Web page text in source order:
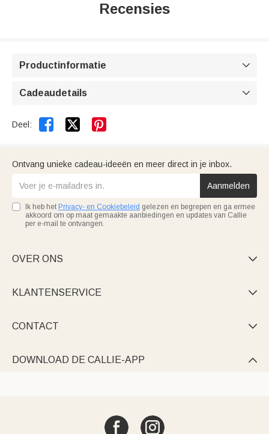
Recensies
Productinformatie 
Cadeaudetails 
Deel:  
Ontvang unieke cadeau-ideeën en meer direct in je inbox.
Aanmelden
Ik heb het Privacy- en Cookiebeleid gelezen en begrepen en ga ermee
akkoord om op maat gemaakte aanbiedingen en updates van Callie
per e-mail te ontvangen.
OVER ONS 
KLANTENSERVICE 
CONTACT 
DOWNLOAD DE CALLIE-APP 